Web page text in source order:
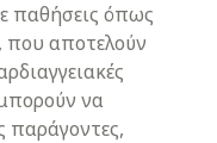
παθήσεις όπως
που αποτελούν
να
παράγοντες,